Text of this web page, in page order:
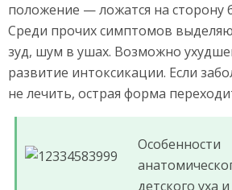
положение — ложатся на сторону
Среди прочих симптомов
зуд, шум в ушах. Возможно
развитие интоксикации. Если
не лечить, острая форма
Особенности
детского уха